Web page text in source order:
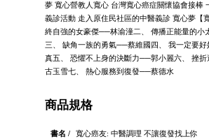
夢 寬心營教人寬心 台灣寬心癌症關懷協會接棒
義診活動 走入原住民社區的中醫義診 寬心夢【
終自強的女豪傑──林渝潼二、 傳播正能量的小
三、 缺角一族的勇氣──蔡維國四、 我一定要
真五、 恐懼不上身的決斷力──郭小麗六、 挫
古玉雪七、 熱心服務到復發──蔡德水
商品規格
書名 /
寬心癌友: 中醫調理 不讓復發找上你